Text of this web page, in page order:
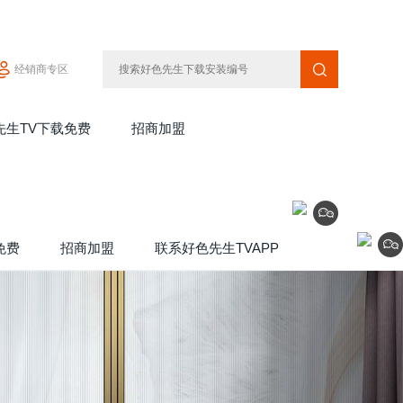
经销商专区
生TV下载免费 招商加盟
费 招商加盟 联系好色先生TVAPP